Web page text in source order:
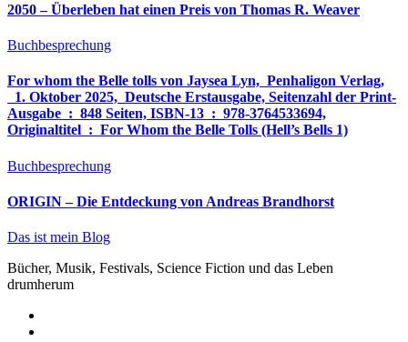
2050 – Überleben hat einen Preis von Thomas R. Weaver
Buchbesprechung
For whom the Belle tolls von Jaysea Lyn, ‎ Penhaligon Verlag,
‎ 1. Oktober 2025, ‎ Deutsche Erstausgabe, Seitenzahl der Print-
Ausgabe ‏ : ‎ 848 Seiten, ISBN-13 ‏ : ‎ 978-3764533694,
Originaltitel ‏ : ‎ For Whom the Belle Tolls (Hell’s Bells 1)
Buchbesprechung
ORIGIN – Die Entdeckung von Andreas Brandhorst
Das ist mein Blog
Bücher, Musik, Festivals, Science Fiction und das Leben
drumherum